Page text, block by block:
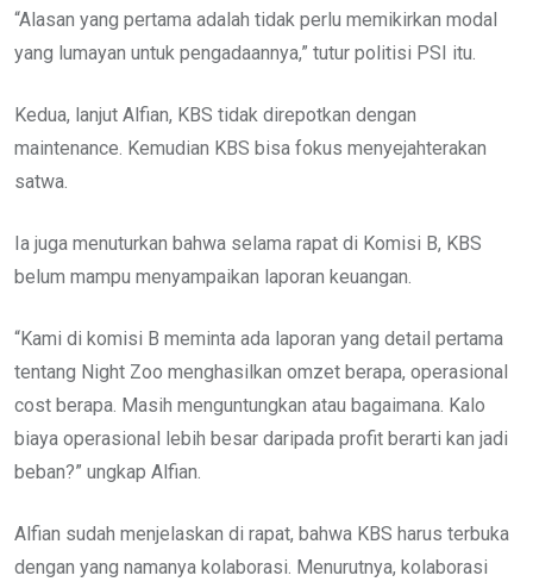
“Alasan yang pertama adalah tidak perlu memikirkan modal
yang lumayan untuk pengadaannya,” tutur politisi PSI itu.
Kedua, lanjut Alfian, KBS tidak direpotkan dengan
maintenance. Kemudian KBS bisa fokus menyejahterakan
satwa.
Ia juga menuturkan bahwa selama rapat di Komisi B, KBS
belum mampu menyampaikan laporan keuangan.
“Kami di komisi B meminta ada laporan yang detail pertama
tentang Night Zoo menghasilkan omzet berapa, operasional
cost berapa. Masih menguntungkan atau bagaimana. Kalo
biaya operasional lebih besar daripada profit berarti kan jadi
beban?” ungkap Alfian.
Alfian sudah menjelaskan di rapat, bahwa KBS harus terbuka
dengan yang namanya kolaborasi. Menurutnya, kolaborasi